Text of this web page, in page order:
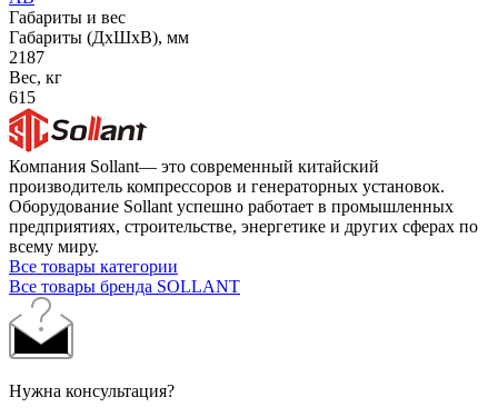
Габариты и вес
Габариты (ДхШхВ), мм
2187
Вес, кг
615
Компания Sollant— это современный китайский
производитель компрессоров и генераторных установок.
Оборудование Sollant успешно работает в промышленных
предприятиях, строительстве, энергетике и других сферах по
всему миру.
Все товары категории
Все товары бренда SOLLANT
Нужна консультация?